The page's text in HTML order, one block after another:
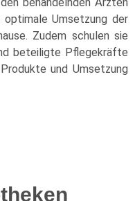
Umsetzung der
Zudem schulen sie
beteiligte Pflegekräfte
und Umsetzung